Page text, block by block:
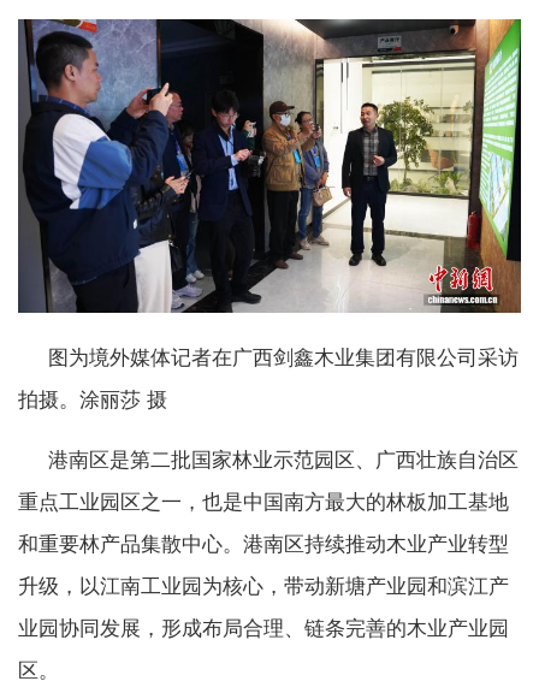
图为境外媒体记者在广西剑鑫木业集团有限公司采访
拍摄。涂丽莎 摄
港南区是第二批国家林业示范园区、广西壮族自治区
重点工业园区之一，也是中国南方最大的林板加工基地
和重要林产品集散中心。港南区持续推动木业产业转型
升级，以江南工业园为核心，带动新塘产业园和滨江产
业园协同发展，形成布局合理、链条完善的木业产业园
区。